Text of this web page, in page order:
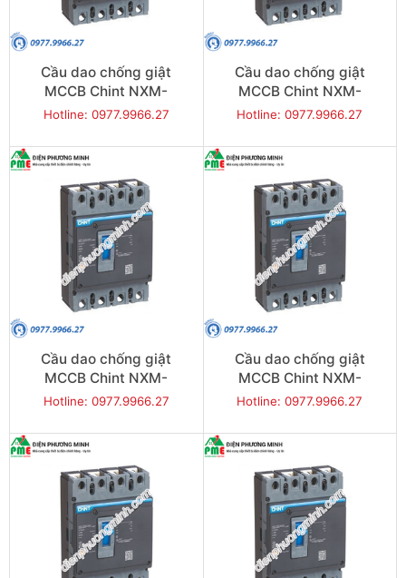
Cầu dao chống giật
MCCB Chint NXM-
125S/4300-63 25KA 4P
Hotline: 0977.9966.27
Cầu dao chống giật
MCCB Chint NXM-
125S/4300-80 25KA 4P
Hotline: 0977.9966.27
Cầu dao chống giật
MCCB Chint NXM-
125S/4300-100 25KA 4P
Hotline: 0977.9966.27
Cầu dao chống giật
MCCB Chint NXM-
125S/4300-125 25KA 4P
Hotline: 0977.9966.27